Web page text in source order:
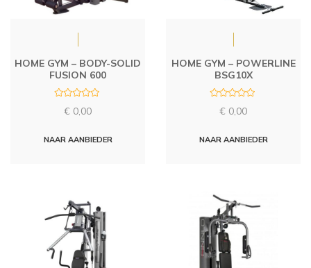
HOME GYM – BODY-SOLID
FUSION 600
d
€ 0,00
NAAR AANBIEDER
HOME GYM – POWERLINE
BSG10X
d
5
€ 0,00
NAAR AANBIEDER